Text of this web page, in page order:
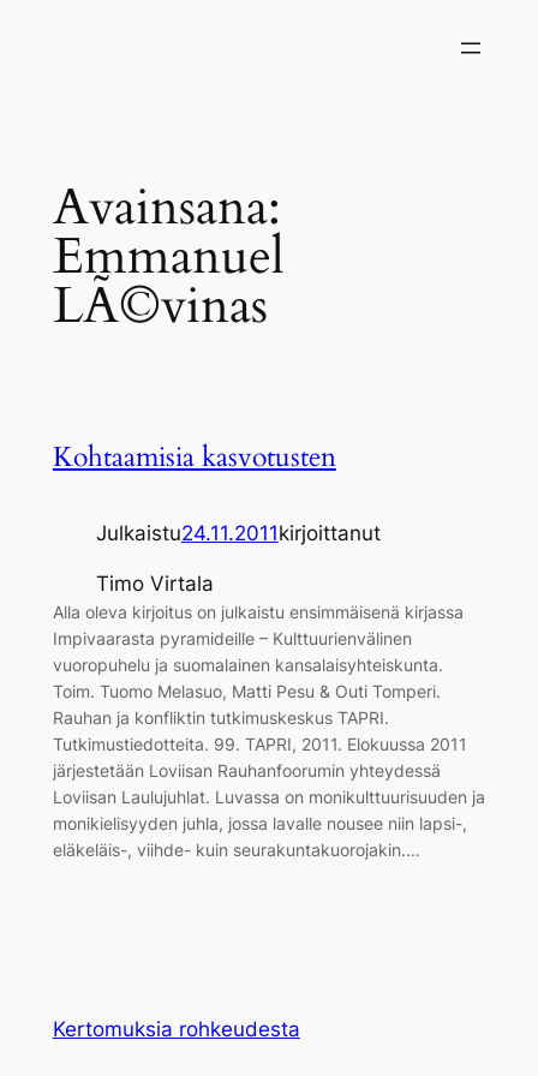
Avainsana:
Emmanuel
LÃ©vinas
Kohtaamisia kasvotusten
Julkaistu24.11.2011kirjoittanut
Timo Virtala
Alla oleva kirjoitus on julkaistu ensimmäisenä kirjassa
Impivaarasta pyramideille – Kulttuurienvälinen
vuoropuhelu ja suomalainen kansalaisyhteiskunta.
Toim. Tuomo Melasuo, Matti Pesu & Outi Tomperi.
Rauhan ja konfliktin tutkimuskeskus TAPRI.
Tutkimustiedotteita. 99. TAPRI, 2011. Elokuussa 2011
järjestetään Loviisan Rauhanfoorumin yhteydessä
Loviisan Laulujuhlat. Luvassa on monikulttuurisuuden ja
monikielisyyden juhla, jossa lavalle nousee niin lapsi-,
eläkeläis-, viihde- kuin seurakuntakuorojakin.…
Kertomuksia rohkeudesta